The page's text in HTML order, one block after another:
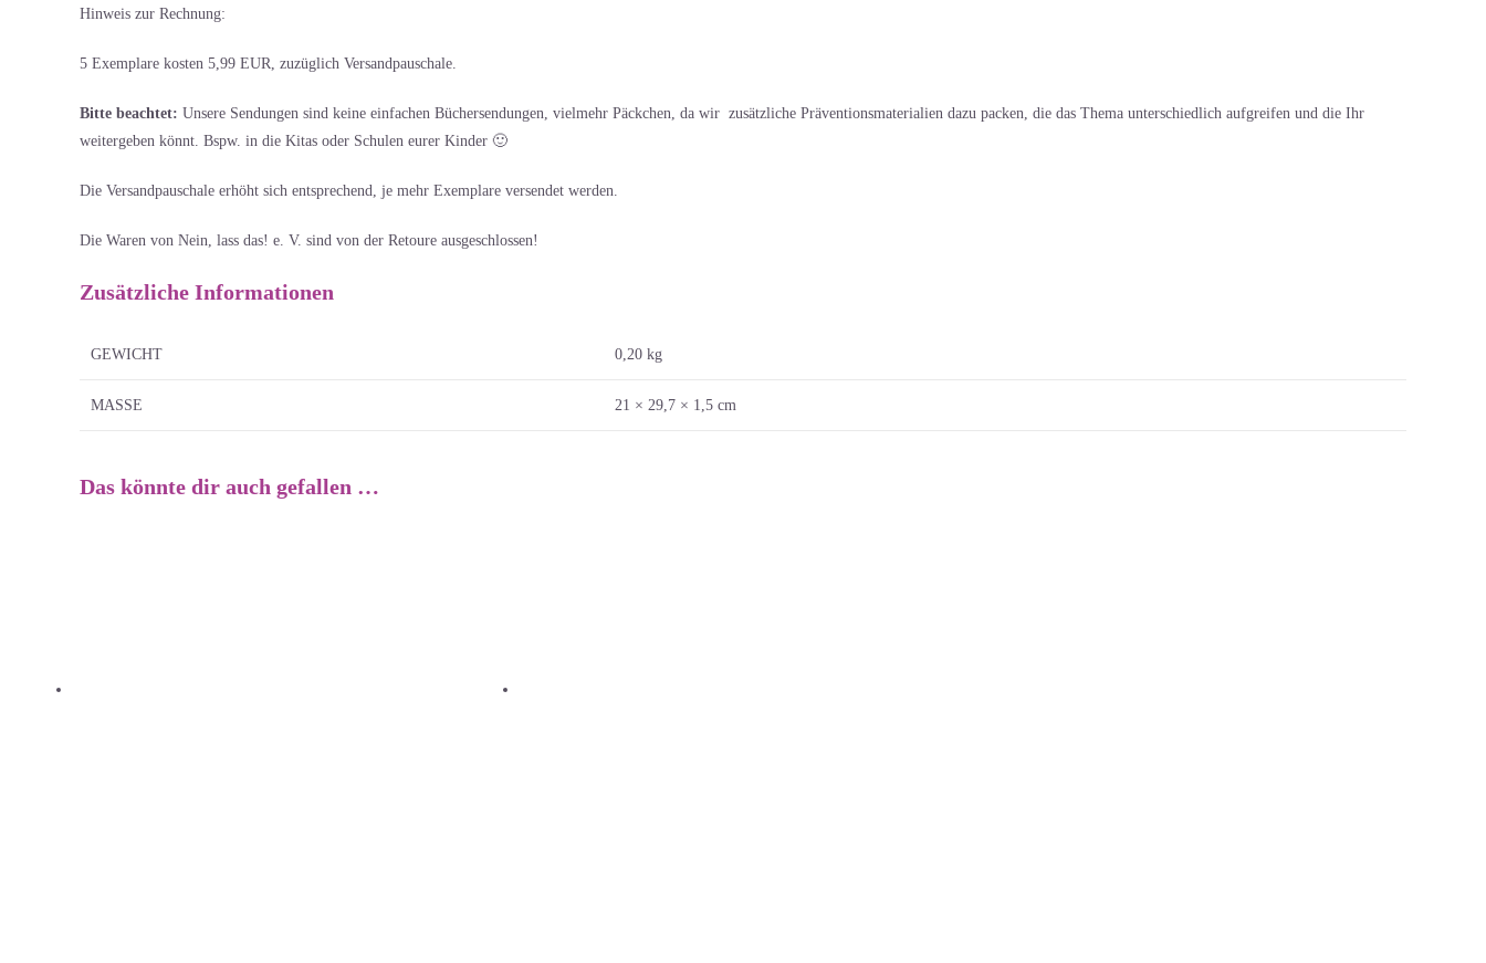
Hinweis zur Rechnung:
5 Exemplare kosten 5,99 EUR, zuzüglich Versandpauschale.
Bitte beachtet: Unsere Sendungen sind keine einfachen Büchersendungen, vielmehr Päckchen, da wir zusätzliche Präventionsmaterialien dazu packen, die das Thema unterschiedlich aufgreifen und die Ihr
weitergeben könnt. Bspw. in die Kitas oder Schulen eurer Kinder 🙂
Die Versandpauschale erhöht sich entsprechend, je mehr Exemplare versendet werden.
Die Waren von Nein, lass das! e. V. sind von der Retoure ausgeschlossen!
Zusätzliche Informationen
GEWICHT 0,20 kg
MASSE 21 × 29,7 × 1,5 cm
Das könnte dir auch gefallen …